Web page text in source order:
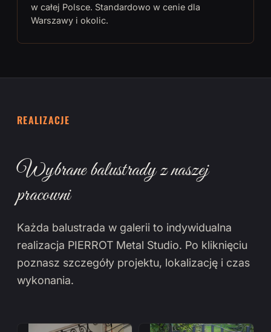
w całej Polsce. Standardowo w cenie dla
Warszawy i okolic.
REALIZACJE
Wybrane balustrady z naszej
pracowni
Każda balustrada w galerii to indywidualna
realizacja PIERROT Metal Studio. Po kliknięciu
poznasz szczegóły projektu, lokalizację i czas
wykonania.